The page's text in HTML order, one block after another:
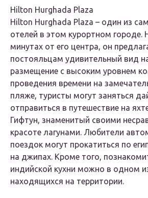
Hilton Hurghada Plaza
Hilton Hurghada Plaza – один из
отелей в этом курортном городе.
минутах от его центра, он
постояльцам удивительный вид
размещение с высоким уровнем
проведения времени на
пляже, туристы могут заняться
отправиться в путешествие на
Гифтун, знаменитый своими
красоте лагунами. Любители
поездок могут прокатиться по
на джипах. Кроме того,
индийской кухни можно в одном
находящихся на территории.